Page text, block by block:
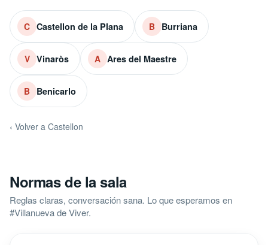
C Castellon de la Plana B Burriana
V Vinaròs A Ares del Maestre
B Benicarlo
‹ Volver a Castellon
Normas de la sala
Reglas claras, conversación sana. Lo que esperamos en
#Villanueva de Viver.